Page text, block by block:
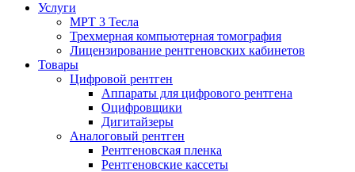
Услуги
МРТ 3 Тесла
Трехмерная компьютерная томография
Лицензирование рентгеновских кабинетов
Товары
Цифровой рентген
Аппараты для цифрового рентгена
Оцифровщики
Дигитайзеры
Аналоговый рентген
Рентгеновская пленка
Рентгеновские кассеты